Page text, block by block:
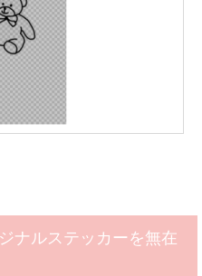
ナルステッカーを無在